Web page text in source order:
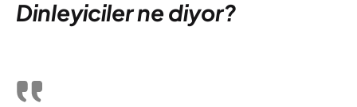
Dinleyiciler ne diyor?